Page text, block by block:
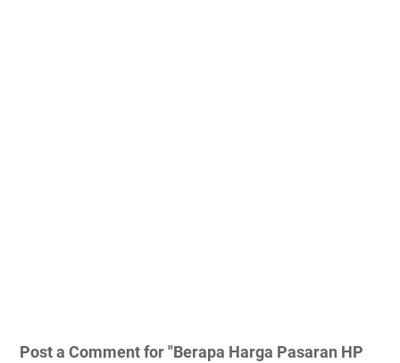
Post a Comment for "Berapa Harga Pasaran HP